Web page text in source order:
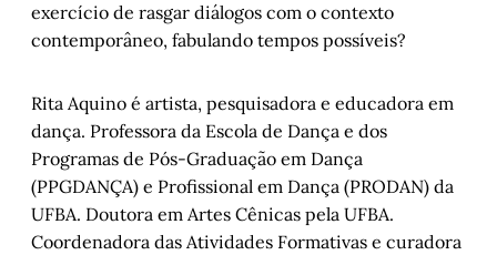
exercício de rasgar diálogos com o contexto
contemporâneo, fabulando tempos possíveis?
Rita Aquino é artista, pesquisadora e educadora em
dança. Professora da Escola de Dança e dos
Programas de Pós-Graduação em Dança
(PPGDANÇA) e Profissional em Dança (PRODAN) da
UFBA. Doutora em Artes Cênicas pela UFBA.
Coordenadora das Atividades Formativas e curadora